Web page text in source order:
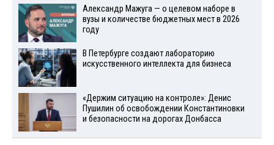
Александр Мажуга — о целевом наборе в
вузы и количестве бюджетных мест в 2026
году
В Петербурге создают лабораторию
искусственного интеллекта для бизнеса
«Держим ситуацию на контроле»: Денис
Пушилин об освобождении Константиновки
и безопасности на дорогах Донбасса